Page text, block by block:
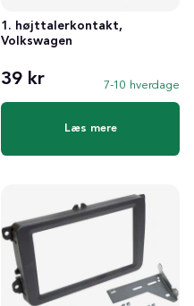
1. højttalerkontakt,
Volkswagen
39 kr 7-10 hverdage
Læs mere